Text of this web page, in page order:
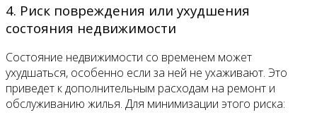
4. Риск повреждения или ухудшения
состояния недвижимости
Состояние недвижимости со временем может
ухудшаться, особенно если за ней не ухаживают. Это
приведет к дополнительным расходам на ремонт и
обслуживанию жилья. Для минимизации этого риска: